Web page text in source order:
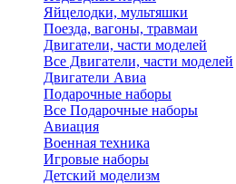
Яйцелодки, мультяшки
Поезда, вагоны, травмаи
Двигатели, части моделей
Все Двигатели, части моделей
Двигатели Авиа
Подарочные наборы
Все Подарочные наборы
Авиация
Военная техника
Игровые наборы
Детский моделизм